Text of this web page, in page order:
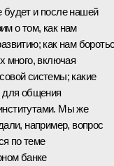
будет и после нашей
о том, как нам
как нам
много, включая
системы; какие
для общения
Мы же
например, вопрос
по теме
банке